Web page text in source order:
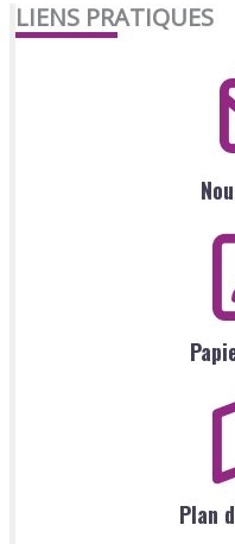
LIENS PRATIQUES
Plan